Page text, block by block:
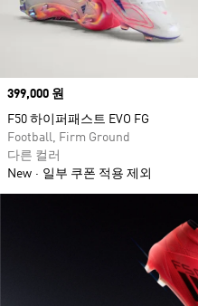
Price
399,000 원
F50 하이퍼패스트 EVO FG
Football, Firm Ground
다른 컬러
New
일부 쿠폰 적용 제외